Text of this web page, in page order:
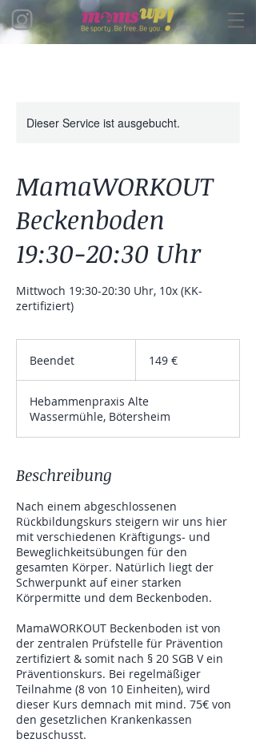
Dieser Service ist ausgebucht.
MamaWORKOUT
Beckenboden
19:30-20:30 Uhr
Mittwoch 19:30-20:30 Uhr, 10x (KK-
zertifiziert)
Beendet
n
d
e
149 €
Hebammenpraxis Alte
Wassermühle, Bötersheim
Beschreibung
Nach einem abgeschlossenen
Rückbildungskurs steigern wir uns hier
mit verschiedenen Kräftigungs- und
Beweglichkeitsübungen für den
gesamten Körper. Natürlich liegt der
Schwerpunkt auf einer starken
Körpermitte und dem Beckenboden.
MamaWORKOUT Beckenboden ist von
der zentralen Prüfstelle für Prävention
zertifiziert & somit nach § 20 SGB V ein
Präventionskurs. Bei regelmäßiger
Teilnahme (8 von 10 Einheiten), wird
dieser Kurs demnach mit mind. 75€ von
den gesetzlichen Krankenkassen
bezuschusst.